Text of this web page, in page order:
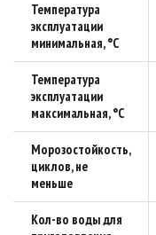
Температура
эксплуатации
минимальная, °C
Температура
эксплуатации
максимальная, °C
Морозостойкость,
циклов, не
меньше
Кол-во воды для